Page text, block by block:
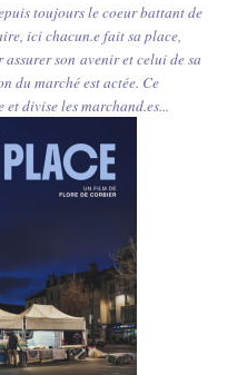
toujours le coeur battant de
ici chacun.e fait sa place,
son avenir et celui de sa
du marché est actée. Ce
divise les marchand.es...